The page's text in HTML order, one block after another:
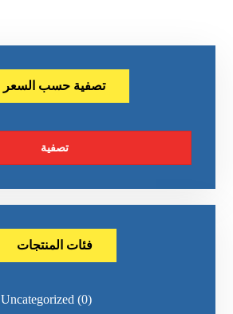
تصفية حسب السعر
تصفية
فئات المنتجات
Uncategorized (0)